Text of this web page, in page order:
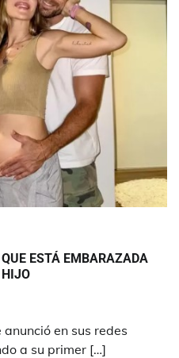
ESTÁ EMBARAZADA
HIJO
en sus redes
a su primer […]